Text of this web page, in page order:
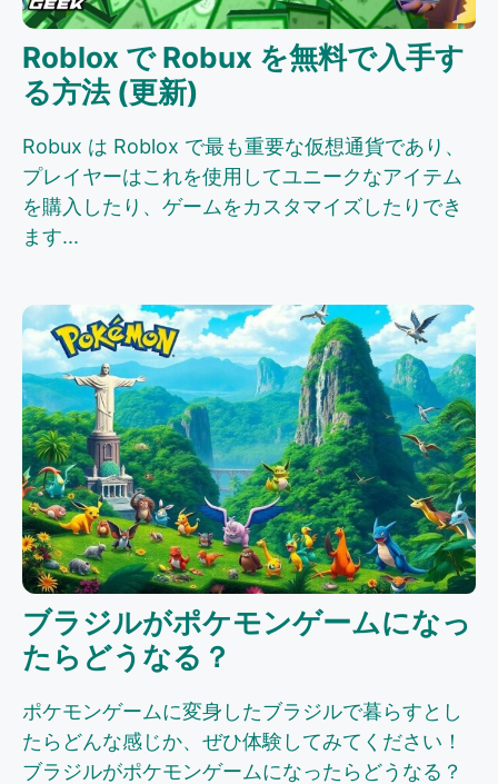
Roblox で Robux を無料で入手す
る方法 (更新)
Robux は Roblox で最も重要な仮想通貨であり、
プレイヤーはこれを使用してユニークなアイテム
を購入したり、ゲームをカスタマイズしたりでき
ます...
ブラジルがポケモンゲームになっ
たらどうなる？
ポケモンゲームに変身したブラジルで暮らすとし
たらどんな感じか、ぜひ体験してみてください！
ブラジルがポケモンゲームになったらどうなる？